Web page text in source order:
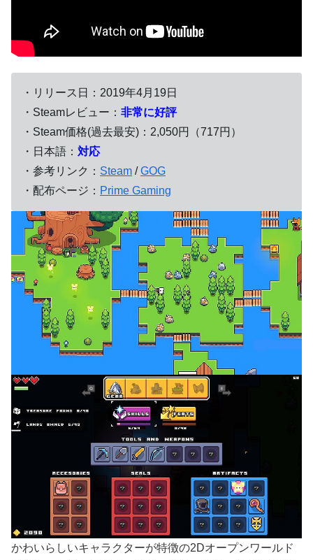
・リリース日：2019年4月19日
・Steamレビュー： 非常に好評
・Steam価格(過去最安)：2,050円（717円）
・日本語： 対応
・参考リンク： Steam /GOG
・配布ページ： Prime Gaming
かわいらしいキャラクターが特徴の2Dオープンワールド